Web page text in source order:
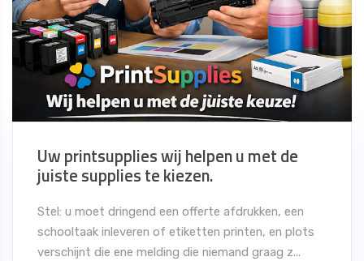
Uw printsupplies wij helpen u met de
juiste supplies te kiezen.
Stel: u moet dringend een offerte afdrukken, een
schooltaak inleveren of etiketten printen, en plots
verschijnt die ene melding die niemand graag z...